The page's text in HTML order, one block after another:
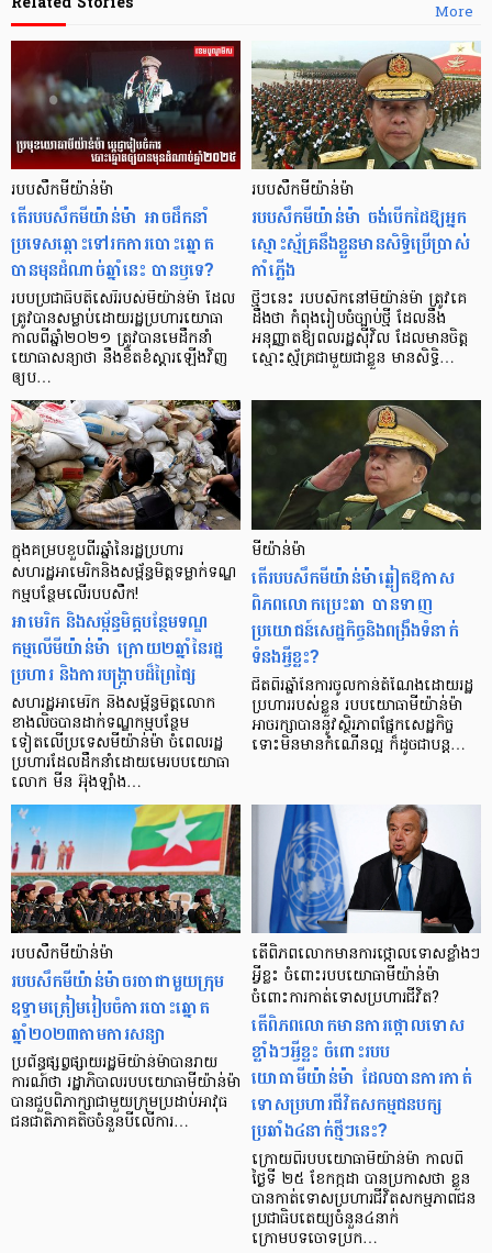
More
របបសឹកមីយ៉ាន់ម៉ា
តើរបបសឹកមីយ៉ាន់ម៉ា អាចដឹកនាំ
ប្រទេសឆ្ពោះទៅរកការបោះឆ្នោត
បានមុនដំណាច់ឆ្នាំនេះ បានឫទេ?
របបប្រជាធិបតីសេរីរបស់មីយ៉ាន់ម៉ា ដែល
ត្រូវបានសម្លាប់ដោយរដ្ឋប្រហារយោធា
កាលពីឆ្នាំ២០២១ ត្រូវបានមេដឹកនាំ
យោធាសន្យាថា នឹងខិតខំស្តារឡើងវិញ
ឲ្យប…
របបសឹកមីយ៉ាន់ម៉ា
របបសឹកមីយ៉ាន់ម៉ា ចង់បើកដៃឱ្យអ្នក
ស្មោះស្ម័គ្រនឹងខ្លួនមានសិទ្ធិប្រើប្រាស់
កាំភ្លើង
ថ្មីៗនេះ របបសឹកនៅមីយ៉ាន់ម៉ា ត្រូវគេ
ដឹងថា កំពុងរៀបចំច្បាប់ថ្មី ដែលនឹង
អនុញ្ញាតឱ្យពលរដ្ឋស៊ីវិល ដែលមានចិត្ត
ស្មោះស្ម័គ្រជាមួយជាខ្លួន មានសិទ្ធិ…
ក្នុងគម្របខួបពីរឆ្នាំនៃរដ្ឋប្រហារ
សហរដ្ឋអាមេរិកនិងសម្ព័ន្ធមិត្តទម្លាក់ទណ្ឌ
កម្មបន្ថែមលើរបបសឹក!
អាមេរិក និងសម្ព័ន្ធមិត្តបន្ថែមទណ្ឌ
កម្មលើមីយ៉ាន់ម៉ា ក្រោយ២ឆ្នាំនៃរដ្ឋ
ប្រហារ និងការបង្ក្រាបដ៏ព្រៃផ្សៃ
សហរដ្ឋអាមេរិក និងសម្ព័ន្ធមិត្តលោក
ខាងលិចបានដាក់ទណ្ឌកម្មបន្ថែម
ទៀតលើប្រទេសមីយ៉ាន់ម៉ា ចំពេលរដ្ឋ
ប្រហារដែលដឹកនាំដោយមេរបបយោធា
លោក មីន អ៊ុងឡាំង…
មីយ៉ាន់ម៉ា
តើរបបសឹកមីយ៉ាន់ម៉ាឆ្លៀតឱកាស
ពិភពលោកប្រេះឆា បានទាញ
ប្រយោជន៍សេដ្ឋកិច្ចនិងពង្រឹងទំនាក់
ទំនងអ្វីខ្លះ?
ជិតពីរឆ្នាំនៃការចូលកាន់តំណែងដោយរដ្ឋ
ប្រហាររបស់ខ្លួន របបយោធាមីយ៉ាន់ម៉ា
អាចរក្សាបាននូវស្ថិរភាពផ្នែកសេដ្ឋកិច្ច
ទោះមិនមានកំណើនល្អ ក៏ដូចជាបន្ត…
របបសឹកមីយ៉ាន់ម៉ា
របបសឹកមីយ៉ាន់ម៉ាចរចាជាមួយក្រុម
ឧទ្ទាមត្រៀមរៀបចំការបោះឆ្នោត
ឆ្នាំ២០២៣តាមការសន្យា
ប្រព័ន្ធផ្សព្វផ្សាយរដ្ឋមីយ៉ាន់ម៉ាបានរាយ
ការណ៍ថា រដ្ឋាភិបាលរបបយោធាមីយ៉ាន់ម៉ា
បានជួបពិភាក្សាជាមួយក្រុមប្រដាប់អាវុធ
ជនជាតិភាគតិចចំនួនបីលើការ…
តើពិភពលោកមានការថ្កោលទោសខ្លាំងៗ
អ្វីខ្លះ ចំពោះរបបយោធាមីយ៉ាន់ម៉ា
ចំពោះការកាត់ទោសប្រហារជីវិត?
តើពិភពលោកមានការថ្កោលទោស
ខ្លាំងៗអ្វីខ្លះ ចំពោះរបប
យោធាមីយ៉ាន់ម៉ា ដែលបានការកាត់
ទោសប្រហារជីវិតសកម្មជនបក្ស
ប្រឆាំង៤នាក់ថ្មីៗនេះ?
ក្រោយពីរបបយោធាមីយ៉ាន់ម៉ា កាលពី
ថ្ងៃទី ២៥ ខែកក្កដា បានប្រកាសថា ខ្លួន
បានកាត់ទោសប្រហារជីវិតសកម្មភាពជន
ប្រជាធិបតេយ្យចំនួន៤នាក់
ក្រោមបទចោទប្រក…